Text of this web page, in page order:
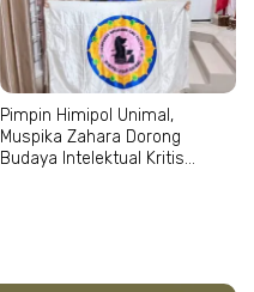
Pimpin Himipol Unimal,
Muspika Zahara Dorong
Budaya Intelektual Kritis